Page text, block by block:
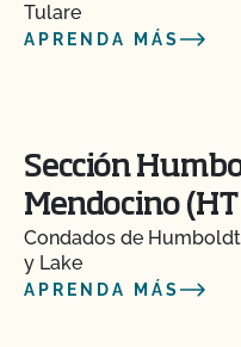
Tulare
APRENDA MÁS
Sección
Mendocino
Condados de
y Lake
APRENDA MÁS